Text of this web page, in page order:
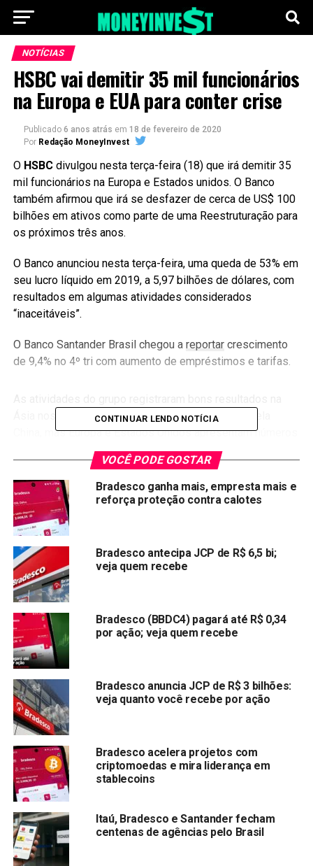
NOTÍCIAS
HSBC vai demitir 35 mil funcionários
na Europa e EUA para conter crise
Publicado 6 anos atrás em 18 de fevereiro de 2020
Por Redação MoneyInvest
O HSBCdivulgou nesta terça-feira (18) que irá demitir 35
mil funcionários na Europa e Estados unidos. O Banco
também afirmou que irá se desfazer de cerca de US$ 100
bilhões em ativos como parte de uma Reestruturação para
os próximos três anos.
O Banco anunciou nesta terça-feira, uma queda de 53% em
seu lucro líquido em 2019, a 5,97 bilhões de dólares, com
resultados em algumas atividades considerados
“inaceitáveis”.
O Banco Santander Brasil chegou a reportarcrescimento
de 9,4% no 4º tri com aumento de empréstimos e tarifas.
Ásia nos últimos anos, lideradas principalmente pela
China, mas Europa e Estados Unidos apresentam números
Quinn, CEO interino do HSBC desde a saída de John Flint
em agosto, assumiu a tarefa de remodelar de modo
profundo o grupo.
“Começamos a aplicar o plano e minha equipe e eu
estamos dispostos a executá-lo”, disse.
As operações do HSBC no Brasil foram compradas pelo
Destaques
preço-alvo em R$ 1,50
HSBC eleva recomendação da B2W para “compra”,
com preço-alvo de R$ 83
Banco Inter cresce atinge 1.500 funcionários e quer
ser o sexto maior banco do Brasil
Oi: Investidores estão interessados na compra da
unidade de fibra ótica da operadora
Binance suspende depósitos em euros em meio a
embate regulatório
CONTINUAR LENDO NOTÍCIA
VOCÊ PODE GOSTAR
Bradesco ganha mais, empresta mais e
reforça proteção contra calotes
Bradesco antecipa JCP de R$ 6,5 bi;
veja quem recebe
Bradesco (BBDC4) pagará até R$ 0,34
por ação; veja quem recebe
Bradesco anuncia JCP de R$ 3 bilhões:
veja quanto você recebe por ação
Bradesco acelera projetos com
criptomoedas e mira liderança em
stablecoins
Itaú, Bradesco e Santander fecham
centenas de agências pelo Brasil